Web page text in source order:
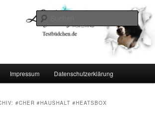
Impressum Datenschutzerklärung
#CHER #HAUSHALT #HEATSBOX